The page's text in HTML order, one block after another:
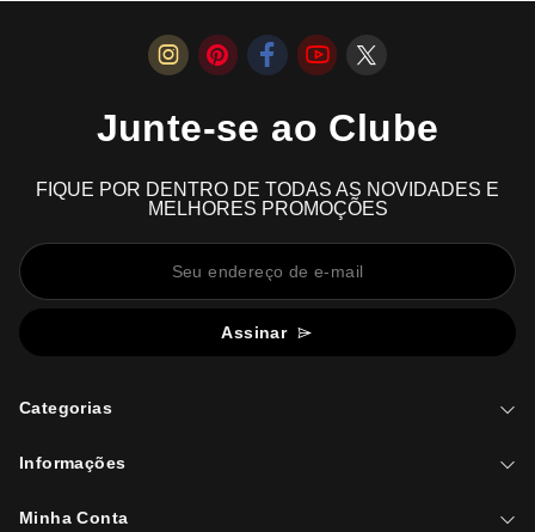
Junte-se ao Clube
FIQUE POR DENTRO DE TODAS AS NOVIDADES E
MELHORES PROMOÇÕES
Assinar
Categorias
Informações
Minha Conta